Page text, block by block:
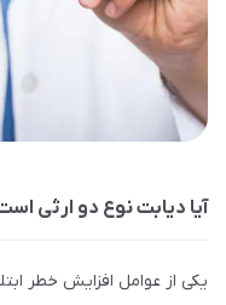
آیا دیابت نوع دو ارثی
یکی از عوامل افزایش خطر